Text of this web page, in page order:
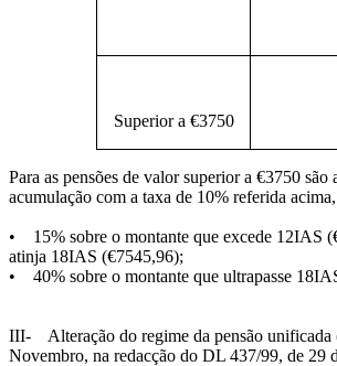
Superior a €3750
Para as pensões de valor superior a €3750 são
acumulação com a taxa de 10% referida
• 15% sobre o montante que excede 12IAS
atinja 18IAS (€7545,96);
• 40% sobre o montante que ultrapasse
III- Alteração do regime da pensão unificada
Novembro, na redacção do DL 437/99, de 29